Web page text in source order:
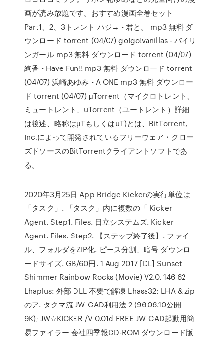
画が読み放題です。おすすめ漫画全巻セット
Part1、2、3トレント ハジ→ - 君と。 mp3 無料 ダ
ウンロード torrent (04/07) go!go!vanillas - バイリ
ンガール mp3 無料 ダウンロード torrent (04/07)
絢香 - Have Fun!! mp3 無料 ダウンロード torrent
(04/07) 浜崎あゆみ - A ONE mp3 無料 ダウンロー
ド torrent (04/07) μTorrent（マイクロトレント、
ミュートレント、uTorrent（ユートレント）詳細
は後述、略称はμTもしくはuT)とは、BitTorrent,
Inc.によって開発されているフリーウェア・クロー
ズドソースのBitTorrentクライアントソフトであ
る。
2020年3月25日 App Bridge Kickerの実行単位は
「タスク」. 「タスク」内に複数の「 Kicker
Agent. Step1. Files. 日立システムズ. Kicker
Agent. Files. Step2. 【ステップ終了後】. ファイ
ル、フォルダをZIP化. ピース分割、暗号 ダウンロ
ードサイズ. GB/60円. 1 Aug 2017 [DL] Sunset
Shimmer Rainbow Rocks (Movie) V2.0. 146 62
Lhaplus: 外部 DLL 不要で解凍 Lhasa32: LHA & zip
のア. タクマ流 JW_CAD利用法 2 (96.06.10公開
9K); JW☆KICKER /V 0.01d FREE JW_CAD起動用簡
易ファイラー 会社四季報CD-ROM ダウンロード版